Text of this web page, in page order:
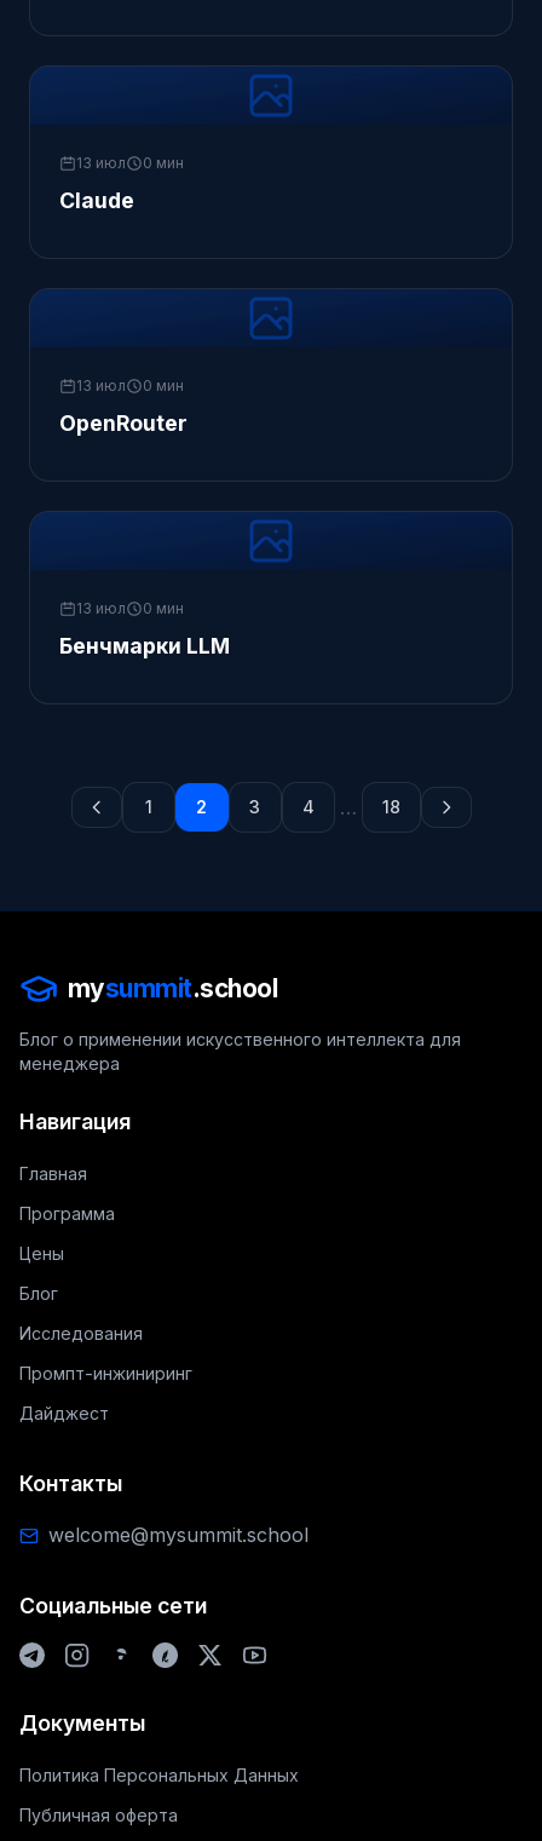
13 июл 0 мин
Claude
13 июл 0 мин
OpenRouter
13 июл 0 мин
Бенчмарки LLM
1 2 3 4 … 18
mysummit.school
Блог о применении искусственного интеллекта для
менеджера
Навигация
Главная
Программа
Цены
Блог
Исследования
Промпт-инжиниринг
Дайджест
Контакты
welcome@mysummit.school
Социальные сети
Документы
Политика Персональных Данных
Публичная оферта